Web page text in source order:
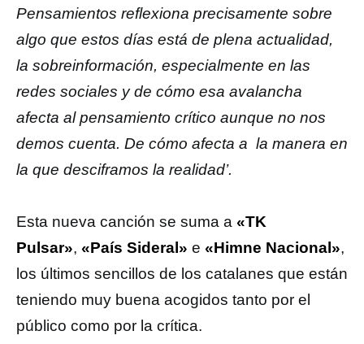
Pensamientos reflexiona precisamente sobre
algo que estos días está de plena actualidad,
la sobreinformación, especialmente en las
redes sociales y de cómo esa avalancha
afecta al pensamiento crítico aunque no nos
demos cuenta. De cómo afecta a la manera en
la que desciframos la realidad’.
Esta nueva canción se suma a «TK
Pulsar», «País Sideral» e «Himne Nacional»,
los últimos sencillos de los catalanes que están
teniendo muy buena acogidos tanto por el
público como por la crítica.